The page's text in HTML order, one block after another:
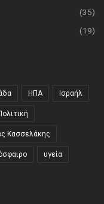
(35)
(19)
ΗΠΑ Ισραήλ
Κασσελάκης
υγεία